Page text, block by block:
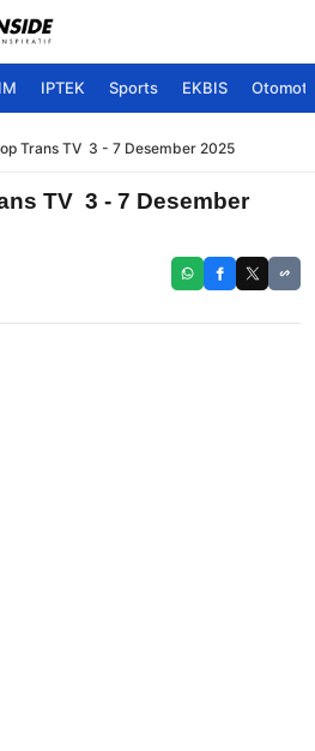
IPTEK Sports EKBIS
Trans TV 3 - 7 Desember 2025
TV 3 - 7 Desember